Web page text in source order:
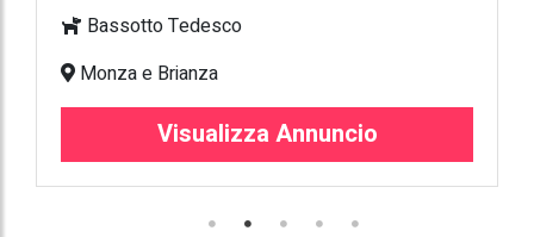
Bassotto Tedesco
Monza e Brianza
Visualizza Annuncio